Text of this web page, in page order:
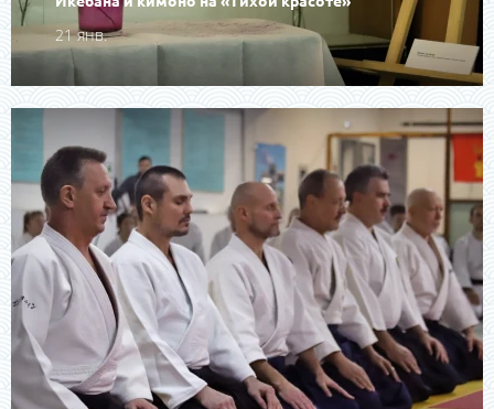
21 янв.